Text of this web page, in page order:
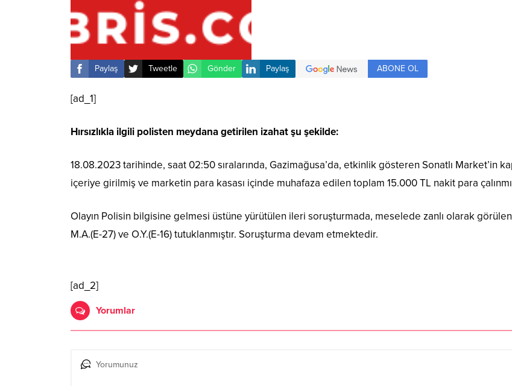
Paylaş Tweetle Gönder Paylaş ABONE OL
[ad_1]
Hırsızlıkla ilgili polisten meydana getirilen izahat şu şekilde:
18.08.2023 tarihinde, saat 02:50 sıralarında, Gazimağusa’da, etkinlik gösteren Sonatlı Market’in
içeriye girilmiş ve marketin para kasası içinde muhafaza edilen toplam 15.000 TL nakit para
Olayın Polisin bilgisine gelmesi üstüne yürütülen ileri soruşturmada, meselede zanlı olarak görülen
M.A.(E-27) ve O.Y.(E-16) tutuklanmıştır. Soruşturma devam etmektedir.
[ad_2]
Yorumlar